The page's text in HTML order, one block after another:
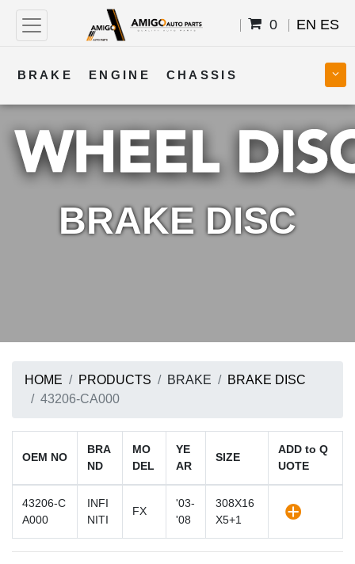
0 EN ES
BRAKE ENGINE CHASSIS
COOLING STEERING BODY
TRANSMISSION FUEL ELECTRICAL
BRAKE DISC
HOME PRODUCTS BRAKE
BRAKE DISC
43206-CA000
OEM NO
BRA
ND
MO
DEL
YE
AR
SIZE
ADD to Q
UOTE
43206-C
A000
INFI
NITI
FX
'03-
'08
308X16
X5+1